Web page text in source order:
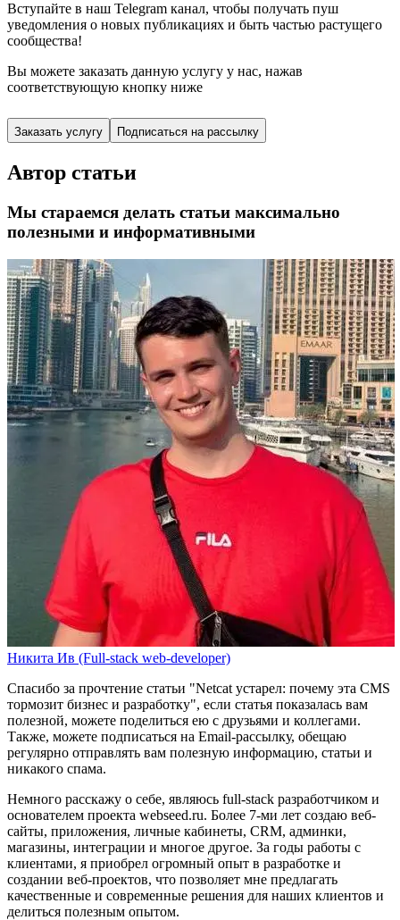
Вступайте в наш Telegram канал, чтобы получать пуш
уведомления о новых публикациях и быть частью растущего
сообщества!
Вы можете заказать данную услугу у нас, нажав
соответствующую кнопку ниже
Заказать услугу Подписаться на рассылку
Автор статьи
Мы стараемся делать статьи максимально
полезными и информативными
Никита Ив (Full-stack web-developer)
Спасибо за прочтение статьи "Netcat устарел: почему эта CMS
тормозит бизнес и разработку", если статья показалась вам
полезной, можете поделиться ею с друзьями и коллегами.
Также, можете подписаться на Email-рассылку, обещаю
регулярно отправлять вам полезную информацию, статьи и
никакого спама.
Немного расскажу о себе, являюсь full-stack разработчиком и
основателем проекта webseed.ru. Более 7-ми лет создаю веб-
сайты, приложения, личные кабинеты, CRM, админки,
магазины, интеграции и многое другое. За годы работы с
клиентами, я приобрел огромный опыт в разработке и
создании веб-проектов, что позволяет мне предлагать
качественные и современные решения для наших клиентов и
делиться полезным опытом.